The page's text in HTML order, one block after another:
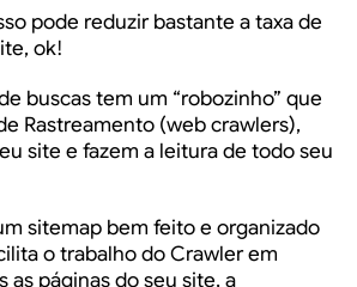
pode reduzir bastante a taxa de
ok!
buscas tem um “robozinho” que
Rastreamento (web crawlers),
site e fazem a leitura de todo seu
sitemap bem feito e organizado
o trabalho do Crawler em
as páginas do seu site, a